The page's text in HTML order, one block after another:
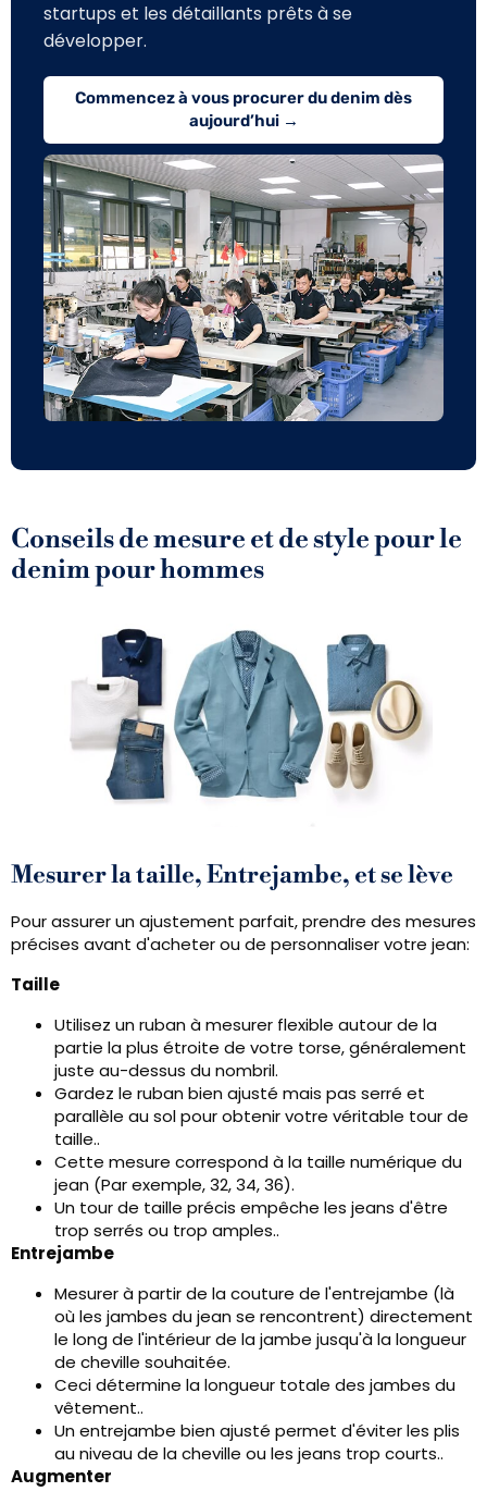
startups et les détaillants prêts à se
développer.
Commencez à vous procurer du denim dès
aujourd’hui →
Conseils de mesure et de style pour le
denim pour hommes
Mesurer la taille, Entrejambe, et se lève
Pour assurer un ajustement parfait, prendre des mesures
précises avant d'acheter ou de personnaliser votre jean:
Taille
Utilisez un ruban à mesurer flexible autour de la
partie la plus étroite de votre torse, généralement
juste au-dessus du nombril.
Gardez le ruban bien ajusté mais pas serré et
parallèle au sol pour obtenir votre véritable tour de
taille..
Cette mesure correspond à la taille numérique du
jean (Par exemple, 32, 34, 36).
Un tour de taille précis empêche les jeans d'être
trop serrés ou trop amples..
Entrejambe
Mesurer à partir de la couture de l'entrejambe (là
où les jambes du jean se rencontrent) directement
le long de l'intérieur de la jambe jusqu'à la longueur
de cheville souhaitée.
Ceci détermine la longueur totale des jambes du
vêtement..
Un entrejambe bien ajusté permet d'éviter les plis
au niveau de la cheville ou les jeans trop courts..
Augmenter